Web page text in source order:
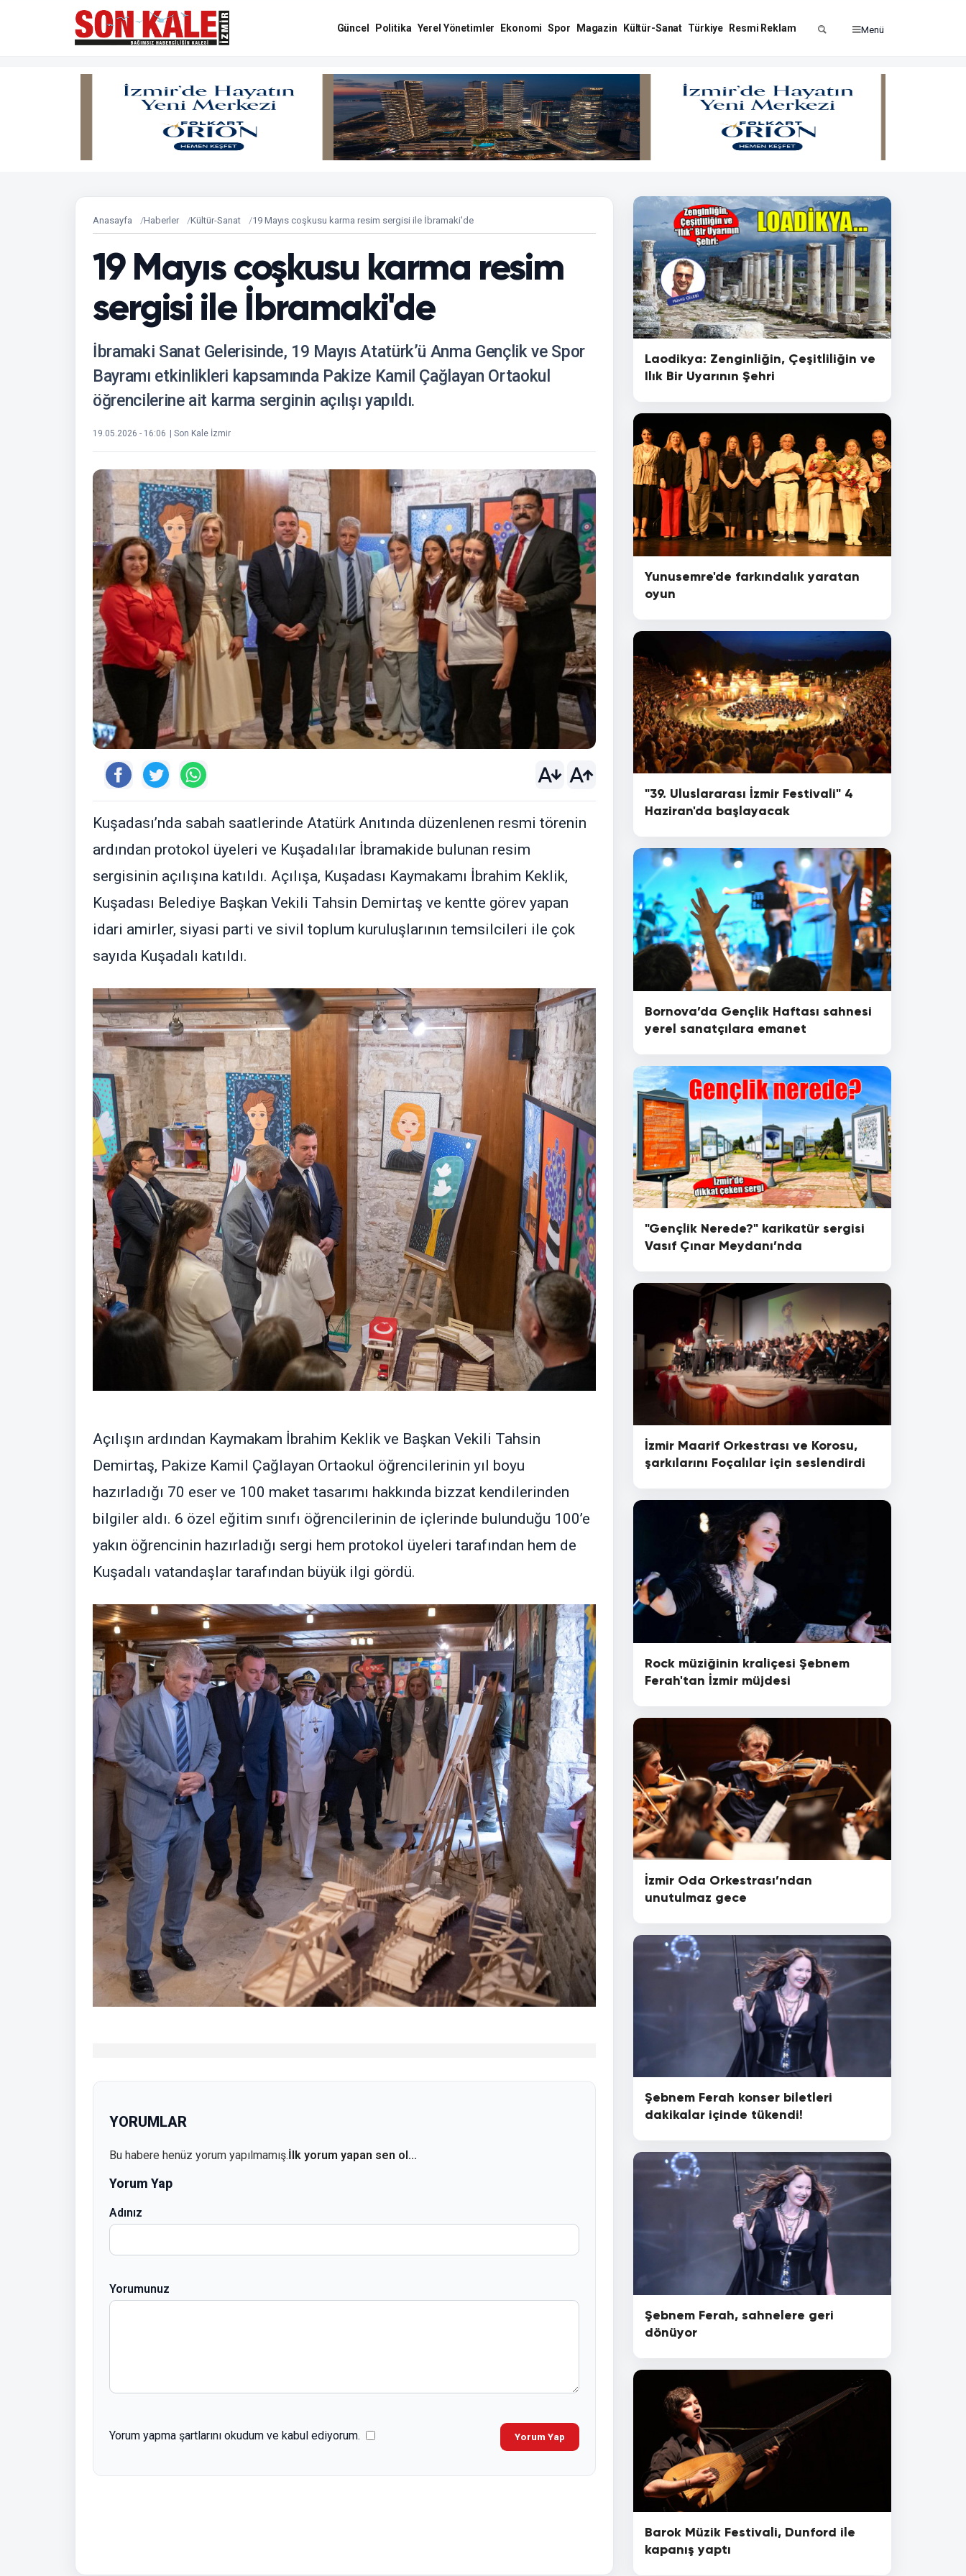
Güncel Politika Yerel Yönetimler Ekonomi Spor Magazin Kültür-Sanat Türkiye Resmi Reklam Menü
Anasayfa Haberler Kültür-Sanat 19 Mayıs coşkusu karma resim sergisi ile İbramaki'de
19 Mayıs coşkusu karma resim
sergisi ile İbramaki'de
İbramaki Sanat Gelerisinde, 19 Mayıs Atatürk’ü Anma Gençlik ve Spor
Bayramı etkinlikleri kapsamında Pakize Kamil Çağlayan Ortaokul
öğrencilerine ait karma serginin açılışı yapıldı.
19.05.2026 - 16:06 | Son Kale İzmir
Kuşadası’nda sabah saatlerinde Atatürk Anıtında düzenlenen resmi törenin
ardından protokol üyeleri ve Kuşadalılar İbramakide bulunan resim
sergisinin açılışına katıldı. Açılışa, Kuşadası Kaymakamı İbrahim Keklik,
Kuşadası Belediye Başkan Vekili Tahsin Demirtaş ve kentte görev yapan
idari amirler, siyasi parti ve sivil toplum kuruluşlarının temsilcileri ile çok
sayıda Kuşadalı katıldı.
Açılışın ardından Kaymakam İbrahim Keklik ve Başkan Vekili Tahsin
Demirtaş, Pakize Kamil Çağlayan Ortaokul öğrencilerinin yıl boyu
hazırladığı 70 eser ve 100 maket tasarımı hakkında bizzat kendilerinden
bilgiler aldı. 6 özel eğitim sınıfı öğrencilerinin de içlerinde bulunduğu 100’e
yakın öğrencinin hazırladığı sergi hem protokol üyeleri tarafından hem de
Kuşadalı vatandaşlar tarafından büyük ilgi gördü.
YORUMLAR
Bu habere henüz yorum yapılmamış.İlk yorum yapan sen ol...
Yorum Yap
Adınız
Yorumunuz
Yorum yapma şartlarını okudum ve kabul ediyorum. Yorum Yap
Laodikya: Zenginliğin, Çeşitliliğin ve
Ilık Bir Uyarının Şehri
Yunusemre'de farkındalık yaratan
oyun
"39. Uluslararası İzmir Festivali" 4
Haziran'da başlayacak
Bornova’da Gençlik Haftası sahnesi
yerel sanatçılara emanet
"Gençlik Nerede?" karikatür sergisi
Vasıf Çınar Meydanı’nda
İzmir Maarif Orkestrası ve Korosu,
şarkılarını Foçalılar için seslendirdi
Rock müziğinin kraliçesi Şebnem
Ferah'tan İzmir müjdesi
İzmir Oda Orkestrası’ndan
unutulmaz gece
Şebnem Ferah konser biletleri
dakikalar içinde tükendi!
Şebnem Ferah, sahnelere geri
dönüyor
Barok Müzik Festivali, Dunford ile
kapanış yaptı